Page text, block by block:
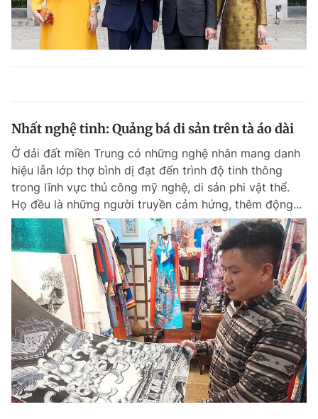
Nhất nghệ tinh: Quảng bá di sản trên tà áo dài
Ở dải đất miền Trung có những nghệ nhân mang danh
hiệu lẫn lớp thợ bình dị đạt đến trình độ tinh thông
trong lĩnh vực thủ công mỹ nghệ, di sản phi vật thể.
Họ đều là những người truyền cảm hứng, thêm động...